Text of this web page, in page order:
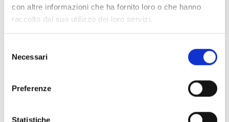
con altre informazioni che ha fornito loro o che hanno
raccolto dal suo utilizzo dei loro servizi.
delNecessari
Preferenze
Statistiche
somme forfettarie.
I contributi dovranno essere distribuiti correttamente